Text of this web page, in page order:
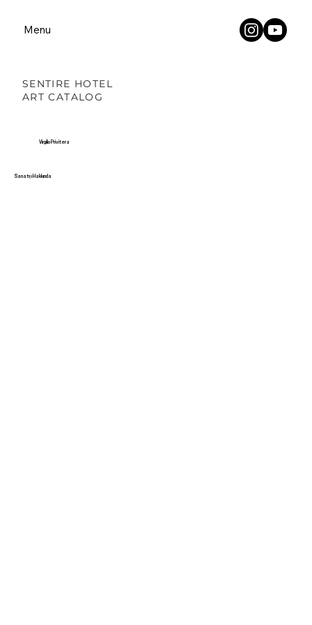
Menu
SENTIRE HOTEL
ART CATALOG
Virgilio Privitera
Sanatçı Hakkında